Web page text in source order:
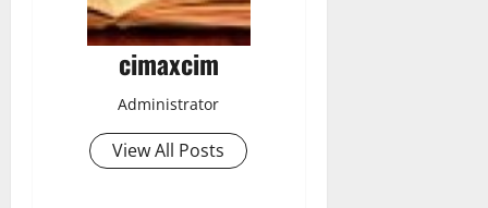
cimaxcim
Administrator
View All Posts